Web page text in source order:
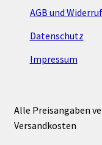
AGB und
Datenschutz
Impressum
Alle Preisangaben
Versandkosten